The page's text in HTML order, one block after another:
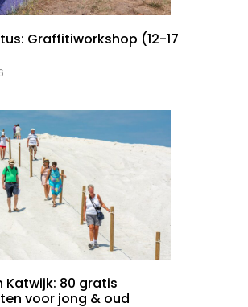
Graffitiworkshop (12-17
Katwijk: 80 gratis
voor jong & oud